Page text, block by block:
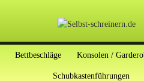
Bettbeschläge Konsolen /
Schubkastenführungen